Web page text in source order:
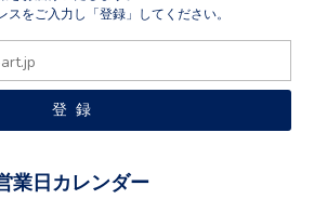
スをご入力し「登録」してください。
業日カレンダー